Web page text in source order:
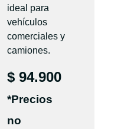
ideal para
vehículos
comerciales y
camiones.
$94.900
*Precios
no